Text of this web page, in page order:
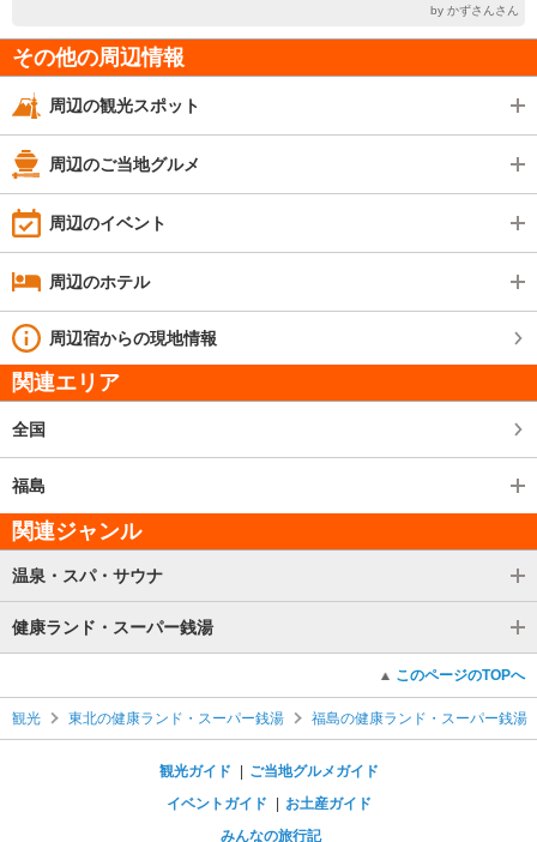
by かずさんさん
その他の周辺情報
周辺の観光スポット
周辺のご当地グルメ
周辺のイベント
周辺のホテル
周辺宿からの現地情報
関連エリア
全国
福島
関連ジャンル
温泉・スパ・サウナ
健康ランド・スーパー銭湯
このページのTOPへ
観光 東北の健康ランド・スーパー銭湯 福島の健康ランド・スーパー銭湯
観光ガイド
ご当地グルメガイド
イベントガイド
お土産ガイド
みんなの旅行記